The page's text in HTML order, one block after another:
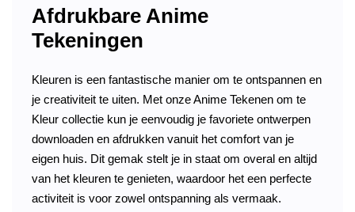
Afdrukbare Anime
Tekeningen
Kleuren is een fantastische manier om te ontspannen en
je creativiteit te uiten. Met onze Anime Tekenen om te
Kleur collectie kun je eenvoudig je favoriete ontwerpen
downloaden en afdrukken vanuit het comfort van je
eigen huis. Dit gemak stelt je in staat om overal en altijd
van het kleuren te genieten, waardoor het een perfecte
activiteit is voor zowel ontspanning als vermaak.